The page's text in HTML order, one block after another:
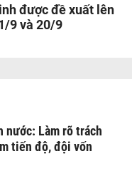
được đề xuất lên
9 và 20/9
nước: Làm rõ trách
tiến độ, đội vốn